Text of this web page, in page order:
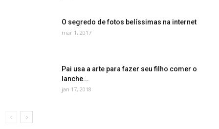
O segredo de fotos belíssimas na internet
mar 1, 2017
Pai usa a arte para fazer seu filho comer o
lanche...
jan 17, 2018